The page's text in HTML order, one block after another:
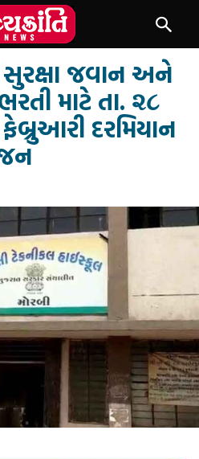
સુરક્ષા જવાન અને
માટે તા. ૨૮
દરમિયાન